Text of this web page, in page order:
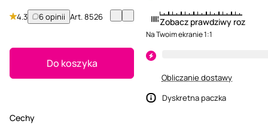
4.3 6 opinii Art.8526
Do koszyka
Cechy
Zobacz prawdziwy rozmiar
Na Twoim ekranie 1:1
Obliczanie dostawy
Dyskretna paczka